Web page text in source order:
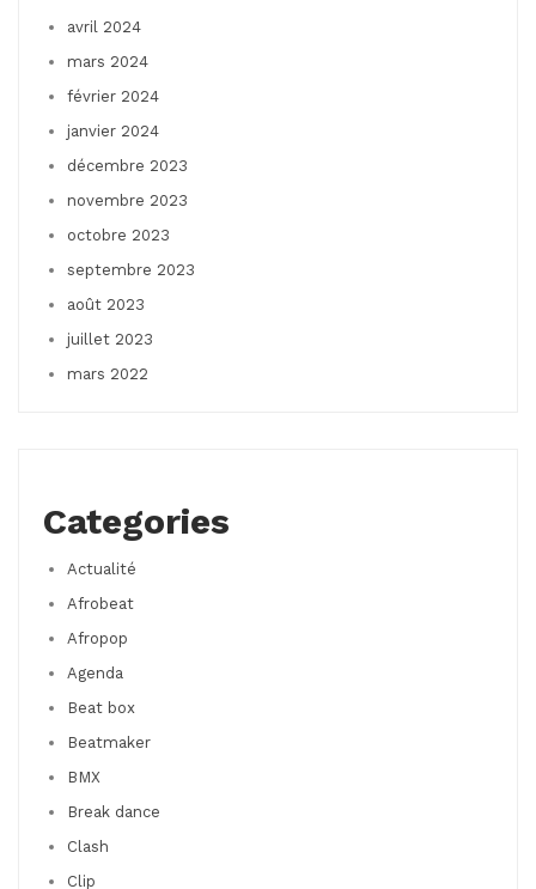
avril 2024
mars 2024
février 2024
janvier 2024
décembre 2023
novembre 2023
octobre 2023
septembre 2023
août 2023
juillet 2023
mars 2022
Categories
Actualité
Afrobeat
Afropop
Agenda
Beat box
Beatmaker
BMX
Break dance
Clash
Clip